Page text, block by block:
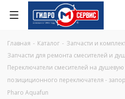
Главная - Каталог - Запчасти и
Запчасти для ремонта смесителей и
Переключатели смесителей на душевую
позициционного переключателя -
Pharo Aquafun